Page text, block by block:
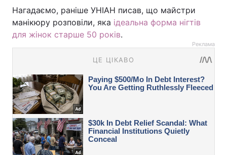
Нагадаємо, раніше УНІАН писав, що майстри
манікюру розповіли, яка ідеальна форма нігтів
для жінок старше 50 років.
Реклама